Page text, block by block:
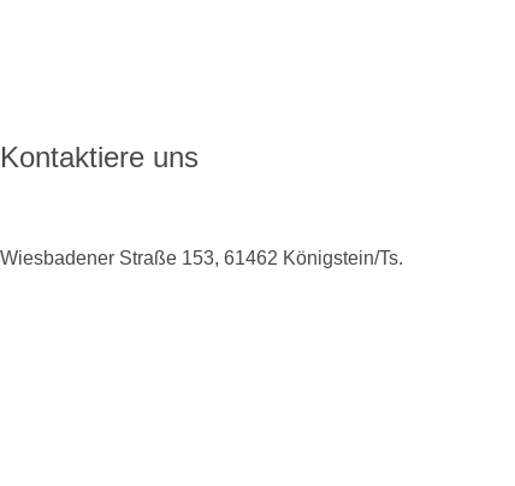
Kontaktiere uns
Wiesbadener Straße 153, 61462 Königstein/Ts.